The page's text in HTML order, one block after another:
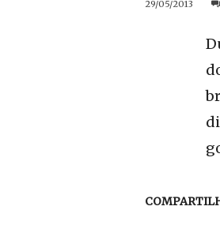
29/05/2013